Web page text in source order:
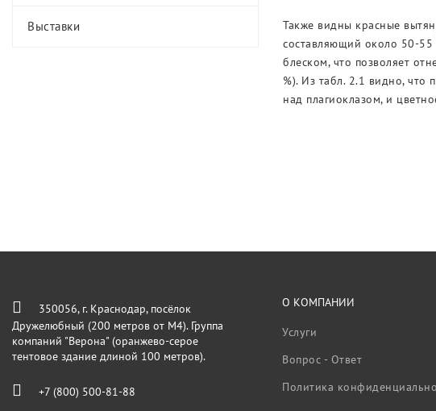
Выставки
Также видны красные
составляющий около 50-55
блеском, что позволяет
%). Из табл. 2.1 видно, что
над плагиоклазом, и
350056, г. Краснодар, посёлок
Дружелюбный (200 метров от М4). Группа
компаний "Верона" (оранжево-серое
тентовое здание длиной 100 метров).
+7 (800) 500-81-88
О КОМПАНИИ
Услуги
Вопрос - Ответ
Политика